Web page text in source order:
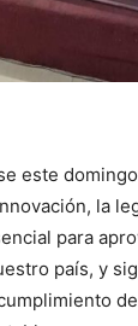
este
la
para
país, y